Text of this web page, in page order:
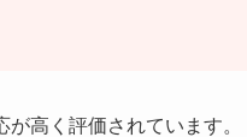
高く評価されています。